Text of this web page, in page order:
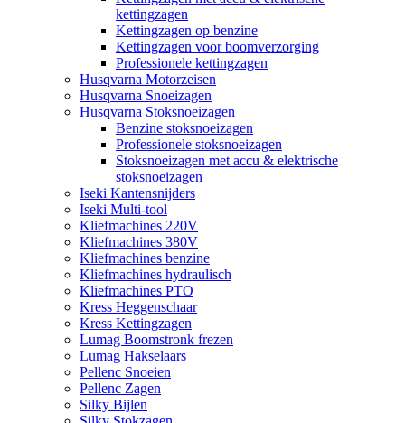
kettingzagen
Kettingzagen op benzine
Kettingzagen voor boomverzorging
Professionele kettingzagen
Husqvarna Motorzeisen
Husqvarna Snoeizagen
Husqvarna Stoksnoeizagen
Benzine stoksnoeizagen
Professionele stoksnoeizagen
Stoksnoeizagen met accu & elektrische
stoksnoeizagen
Iseki Kantensnijders
Iseki Multi-tool
Kliefmachines 220V
Kliefmachines 380V
Kliefmachines benzine
Kliefmachines hydraulisch
Kliefmachines PTO
Kress Heggenschaar
Kress Kettingzagen
Lumag Boomstronk frezen
Lumag Hakselaars
Pellenc Snoeien
Pellenc Zagen
Silky Bijlen